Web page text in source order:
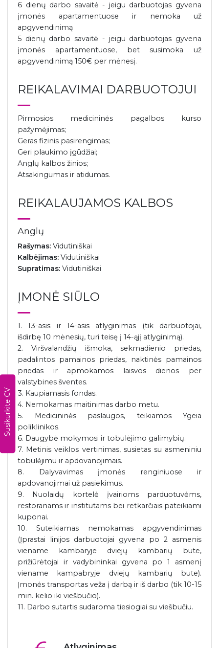
Susikurkite CV
6 dienų darbo savaitė - jeigu darbuotojas gyvena
įmonės apartamentuose ir nemoka už
apgyvendinimą
5 dienų darbo savaitė - jeigu darbuotojas gyvena
įmonės apartamentuose, bet susimoka už
apgyvendinimą 150€ per mėnesį.
REIKALAVIMAI DARBUOTOJUI
Pirmosios medicininės pagalbos kurso
pažymėjimas;
Geras fizinis pasirengimas;
Geri plaukimo įgūdžiai;
Anglų kalbos žinios;
Atsakingumas ir atidumas.
REIKALAUJAMOS KALBOS
Anglų
Rašymas: Vidutiniškai
Kalbėjimas: Vidutiniškai
Supratimas: Vidutiniškai
ĮMONĖ SIŪLO
1. 13-asis ir 14-asis atlyginimas (tik darbuotojai,
išdirbę 10 mėnesių, turi teisę į 14-ąjį atlyginimą).
2. Viršvalandžių išmoka, sekmadienio priedas,
padalintos pamainos priedas, naktinės pamainos
priedas ir apmokamos laisvos dienos per
valstybines šventes.
3. Kaupiamasis fondas.
4. Nemokamas maitinimas darbo metu.
5. Medicininės paslaugos, teikiamos Ygeia
poliklinikos.
6. Daugybė mokymosi ir tobulėjimo galimybių.
7. Metinis veiklos vertinimas, susietas su asmeniniu
tobulėjimu ir apdovanojimais.
8. Dalyvavimas įmonės renginiuose ir
apdovanojimai už pasiekimus.
9. Nuolaidų kortelė įvairioms parduotuvėms,
restoranams ir institutams bei retkarčiais pateikiami
kuponai.
10. Suteikiamas nemokamas apgyvendinimas
(Įprastai linijos darbuotojai gyvena po 2 asmenis
viename kambaryje dviejų kambarių bute,
prižiūrėtojai ir vadybininkai gyvena po 1 asmenį
viename kampabryje dviejų kambarių bute).
Įmonės transportas veža į darbą ir iš darbo (tik 10-15
min. kelio iki viešbučio).
11. Darbo sutartis sudaroma tiesiogiai su viešbučiu.